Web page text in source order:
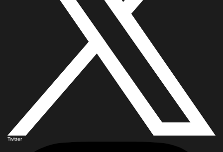
Twitter